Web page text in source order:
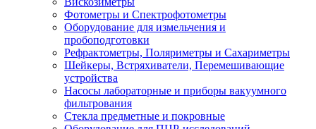
Фотометры и Спектрофотометры
Оборудование для измельчения и
пробоподготовки
Рефрактометры, Поляриметры и Сахариметры
Шейкеры, Встряхиватели, Перемешивающие
устройства
Насосы лабораторные и приборы вакуумного
фильтрования
Стекла предметные и покровные